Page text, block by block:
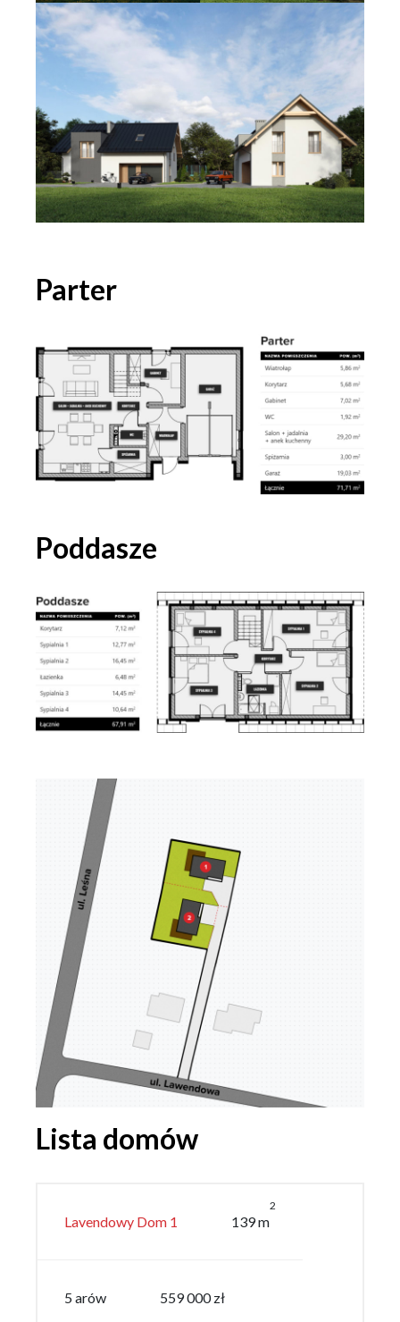
Parter
Poddasze
Lista domów
Lavendowy Dom 1 139 m
2
5 arów 559 000 zł